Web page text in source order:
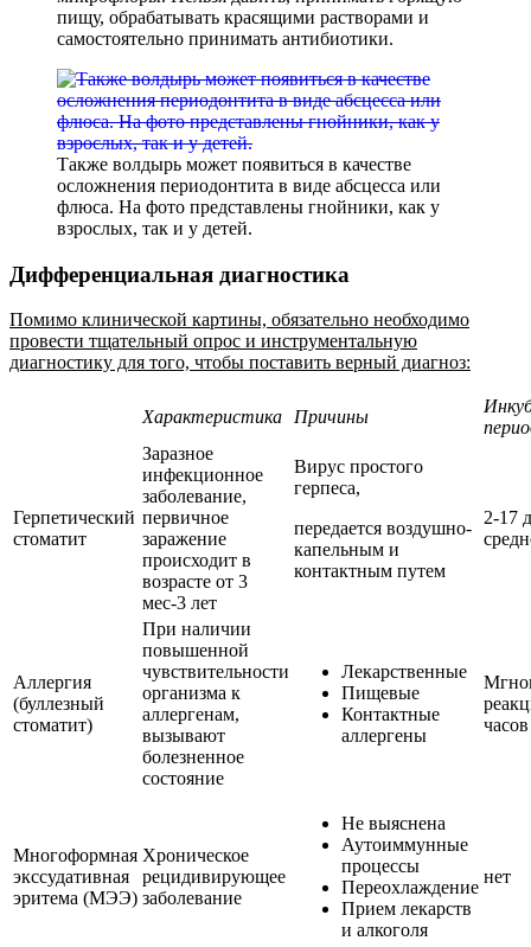
пищу, обрабатывать красящими растворами и
самостоятельно принимать антибиотики.
Также волдырь может появиться в качестве
осложнения периодонтита в виде абсцесса или
флюса. На фото представлены гнойники, как у
взрослых, так и у детей.
Дифференциальная диагностика
Помимо клинической картины, обязательно необходимо
провести тщательный опрос и инструментальную
диагностику для того, чтобы поставить верный диагноз:
Характеристика Причины
Герпетический
стоматит
Заразное
инфекционное
заболевание,
первичное
заражение
происходит в
возрасте от 3
мес-3 лет
Вирус простого
герпеса,
передается воздушно-
капельным и
контактным путем
2-17
Аллергия
(буллезный
стоматит)
При наличии
повышенной
чувствительности
организма к
аллергенам,
вызывают
болезненное
состояние
Лекарственные
Пищевые
Контактные
аллергены
часов
Многоформная
экссудативная
эритема (МЭЭ)
Хроническое
рецидивирующее
заболевание
Не выяснена
Аутоиммунные
процессы
Переохлаждение
Прием лекарств
и алкоголя
нет